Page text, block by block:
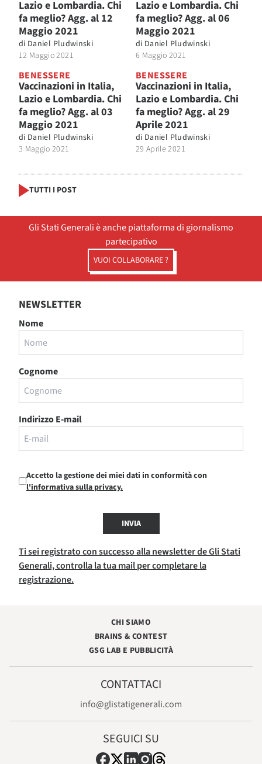
Lazio e Lombardia. Chi
fa meglio? Agg. al 12
Maggio 2021
di Daniel Pludwinski
12 Maggio 2021
Lazio e Lombardia. Chi
fa meglio? Agg. al 06
Maggio 2021
di Daniel Pludwinski
6 Maggio 2021
BENESSERE
Vaccinazioni in Italia,
Lazio e Lombardia. Chi
fa meglio? Agg. al 03
Maggio 2021
di Daniel Pludwinski
3 Maggio 2021
BENESSERE
Vaccinazioni in Italia,
Lazio e Lombardia. Chi
fa meglio? Agg. al 29
Aprile 2021
di Daniel Pludwinski
29 Aprile 2021
TUTTI I POST
Gli Stati Generali è anche piattaforma di giornalismo
partecipativo
VUOI COLLABORARE ?
NEWSLETTER
Nome
Cognome
Indirizzo E-mail
Accetto la gestione dei miei dati in conformità con
l'informativa sulla privacy.
INVIA
Ti sei registrato con successo alla newsletter de Gli Stati
Generali, controlla la tua mail per completare la
registrazione.
CHI SIAMO
BRAINS & CONTEST
GSG LAB E PUBBLICITÀ
CONTATTACI
info@glistatigenerali.com
SEGUICI SU